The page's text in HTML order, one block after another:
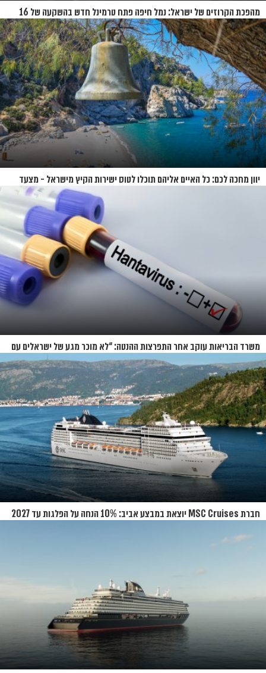
מהפכת הקרוזים של ישראל: נמל חיפה פתח טרמינל חדש בהשקעה של 16
מיליון שקל
יוון מחכה לכם: כל האיים אליהם תוכלו לטוס ישירות הקיץ מישראל - מצעד
משרד הבריאות עוקב אחר התפרצות ההנטה: “לא מוכר מגע של ישראלים עם
החולים”
חברת MSC Cruises יוצאת במבצע אביב: 10% הנחה על הפלגות עד 2027